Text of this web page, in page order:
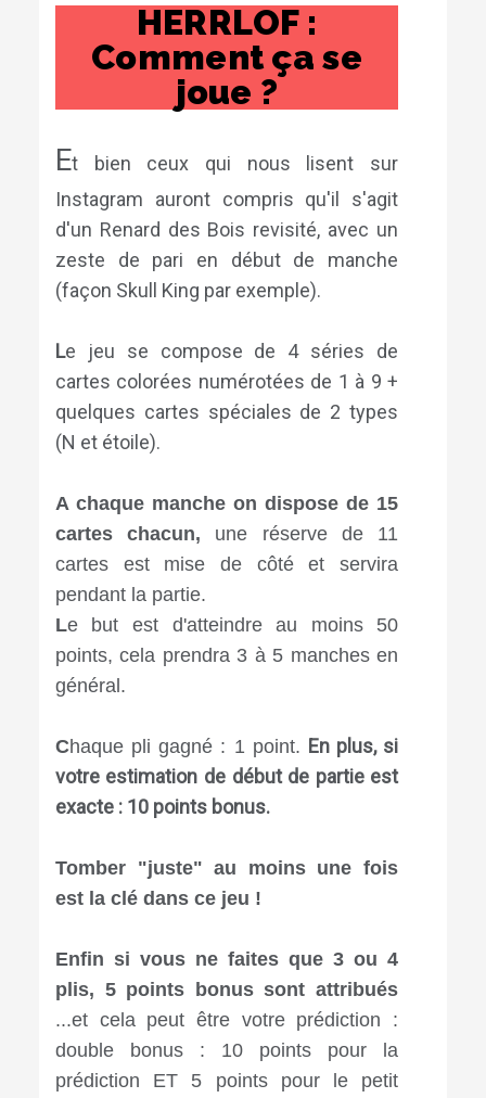
HERRLOF :
Comment ça se
joue ?
Et bien ceux qui nous lisent sur
Instagram auront compris qu'il s'agit
d'un Renard des Bois revisité, avec un
zeste de pari en début de manche
(façon Skull King par exemple).
Le jeu se compose de 4 séries de
cartes colorées numérotées de 1 à 9 +
quelques cartes spéciales de 2 types
(N et étoile).
A chaque manche on dispose de 15
cartes chacun, une réserve de 11
cartes est mise de côté et servira
pendant la partie. ⠀⠀⠀⠀⠀⠀⠀
Le but est d'atteindre au moins 50
points, cela prendra 3 à 5 manches en
général. ⠀
Chaque pli gagné : 1 point. En plus, si
votre estimation de début de partie est
exacte : 10 points bonus.
Tomber "juste" au moins une fois
est la clé dans ce jeu !
Enfin si vous ne faites que 3 ou 4
plis, 5 points bonus sont attribués
...et cela peut être votre prédiction :
double bonus : 10 points pour la
prédiction ET 5 points pour le petit